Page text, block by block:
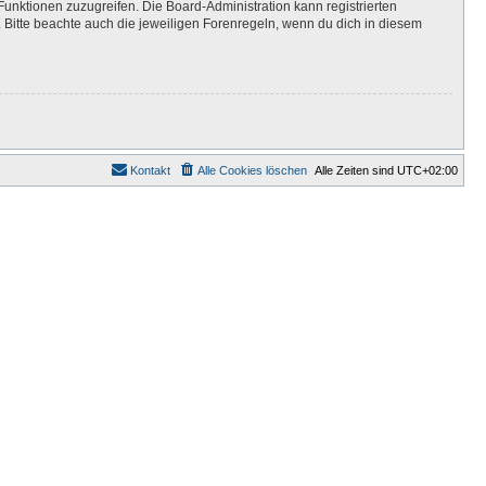
zuzugreifen. Die Board-Administration kann registrierten
beachte auch die jeweiligen Forenregeln, wenn du dich in diesem
Alle Zeiten sind UTC+02:00
Alle Cookies löschen
Kontakt